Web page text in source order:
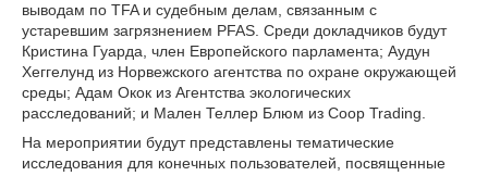
выводам по TFA и судебным делам, связанным с
устаревшим загрязнением PFAS. Среди докладчиков будут
Кристина Гуарда, член Европейского парламента; Аудун
Хеггелунд из Норвежского агентства по охране окружающей
среды; Адам Окок из Агентства экологических
расследований; и Мален Теллер Блюм из Coop Trading.
На мероприятии будут представлены тематические
исследования для конечных пользователей, посвященные